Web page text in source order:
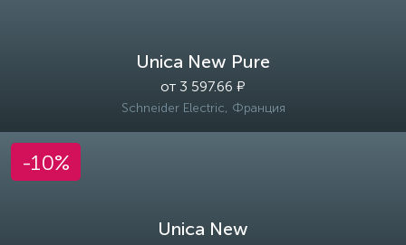
Unica New Pure
от 3 597.66 ₽
Schneider Electric, Франция
Unica New
-10%